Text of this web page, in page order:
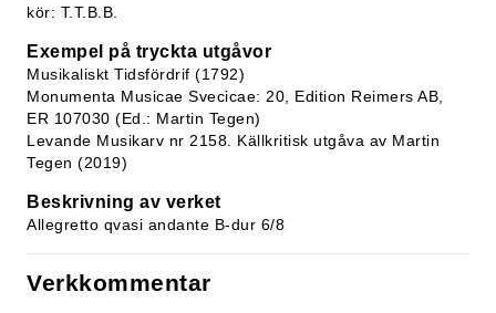
kör: T.T.B.B.
Exempel på tryckta utgåvor
Musikaliskt Tidsfördrif (1792)
Monumenta Musicae Svecicae: 20, Edition Reimers AB,
ER 107030 (Ed.: Martin Tegen)
Levande Musikarv nr 2158. Källkritisk utgåva av Martin
Tegen (2019)
Beskrivning av verket
Allegretto qvasi andante B-dur 6/8
Verkkommentar